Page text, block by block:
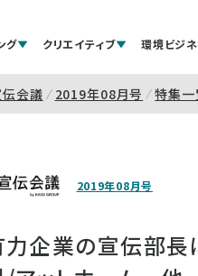
グ クリエイティブ 環境ビジ
伝会議 2019年08月号 特集一
2019年08月号
力企業の宣伝部